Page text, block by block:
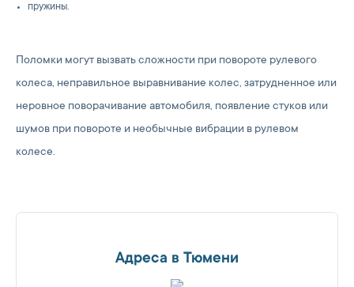
пружины.
Поломки могут вызвать сложности при повороте рулевого
колеса, неправильное выравнивание колес, затрудненное или
неровное поворачивание автомобиля, появление стуков или
шумов при повороте и необычные вибрации в рулевом
колесе.
Адреса в Тюмени